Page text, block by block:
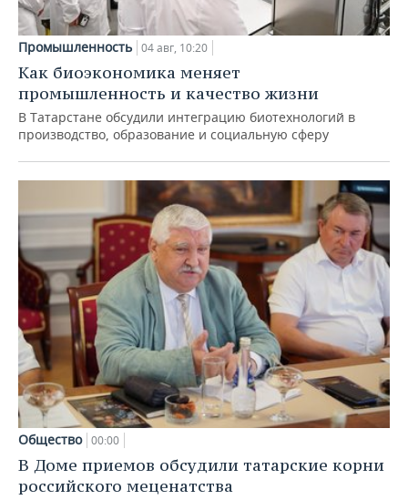
Промышленность 04 авг, 10:20
Как биоэкономика меняет
промышленность и качество жизни
В Татарстане обсудили интеграцию биотехнологий в
производство, образование и социальную сферу
Общество 00:00
В Доме приемов обсудили татарские корни
российского меценатства